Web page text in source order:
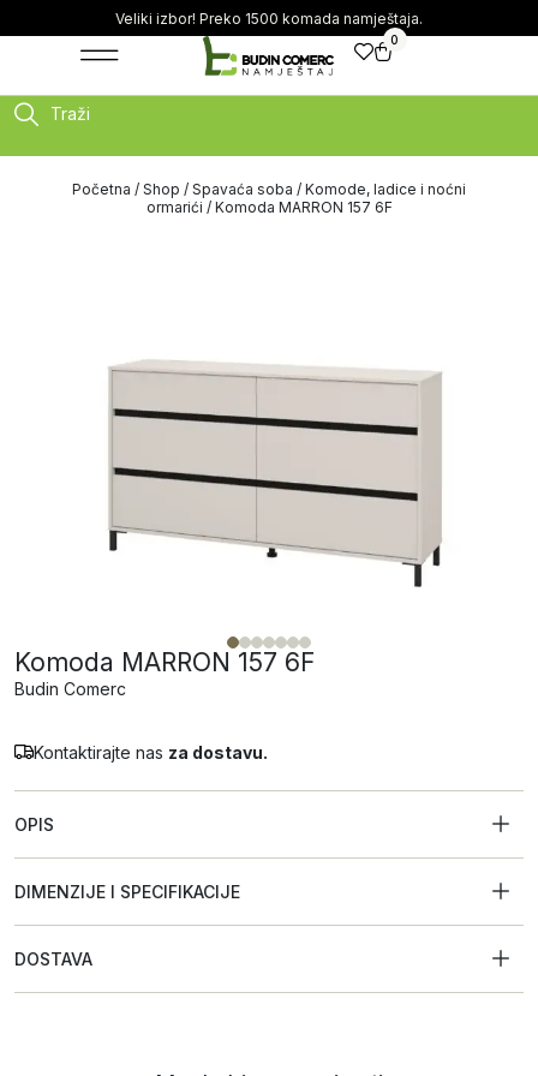
Veliki izbor! Preko 1500 komada namještaja.
0
Traži
Početna / Shop / Spavaća soba / Komode, ladice i noćni
ormarići / Komoda MARRON 157 6F
Komoda MARRON 157 6F
Budin Comerc
Kontaktirajte nas za dostavu.
OPIS
DIMENZIJE I SPECIFIKACIJE
DOSTAVA